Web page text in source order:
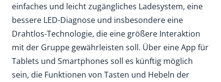
einfaches und leicht zugängliches Ladesystem, eine
bessere LED-Diagnose und insbesondere eine
Drahtlos-Technologie, die eine größere Interaktion
mit der Gruppe gewährleisten soll. Über eine App für
Tablets und Smartphones soll es künftig möglich
sein, die Funktionen von Tasten und Hebeln der